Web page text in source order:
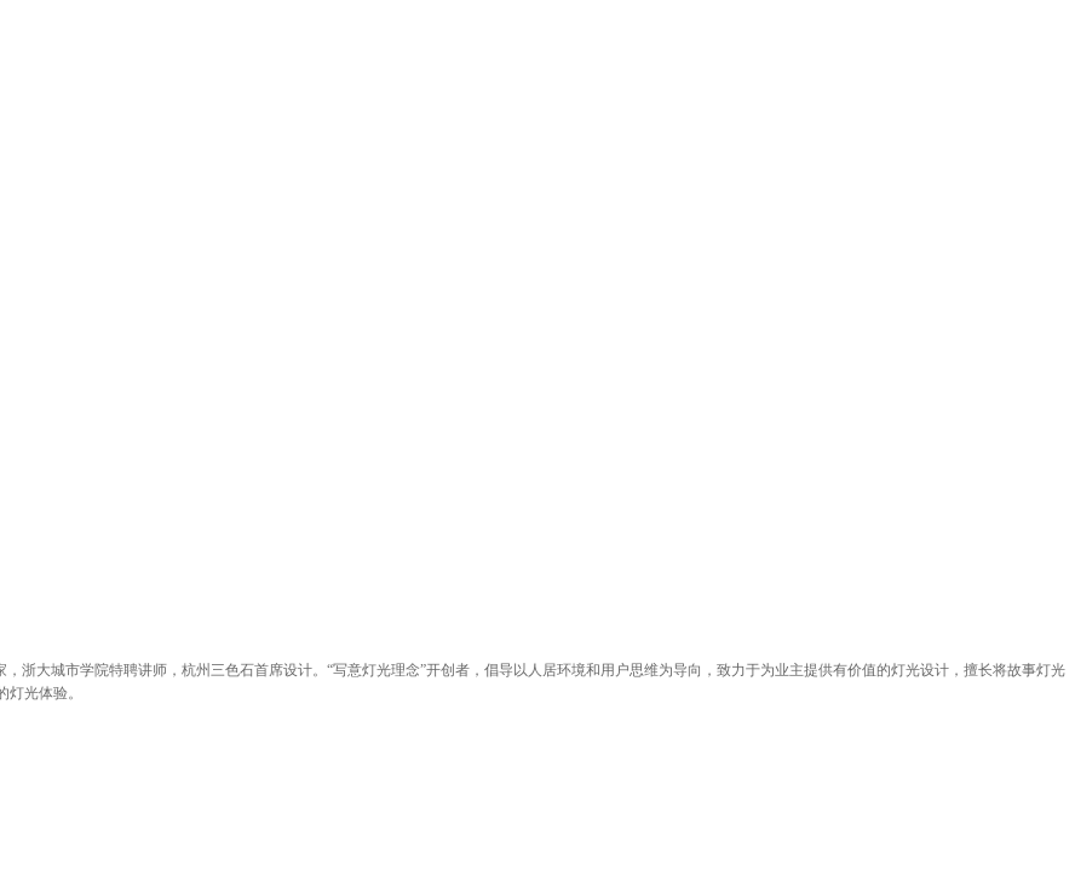
浙大城市学院特聘讲师，杭州三色石首席设计。“写意灯光理念”开创者，倡导以人居环境和用户思维为导向，致力于为业主提供有价值的灯光设计，擅长将故事灯光
光体验。